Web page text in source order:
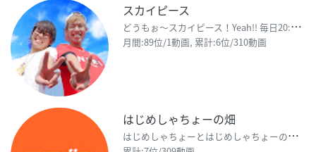
スカイピース
ど
うもぉ〜スカイピース！Yeah!! 毎日20:00に更新中！ チャンネル登録よろしくお願いします
月間:89位/1動画, 累計:6位/310動画
はじめしゃちょーの畑
は
じめしゃちょーとはじめしゃちょーの周りの人達で作ったチャンネルです。 もやしと愉快な仲間達で日々よ